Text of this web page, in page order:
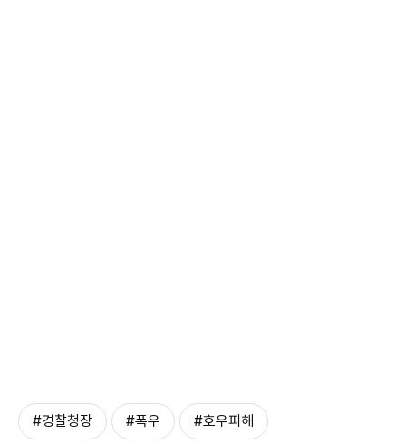
#경찰청장 #폭우 #호우피해